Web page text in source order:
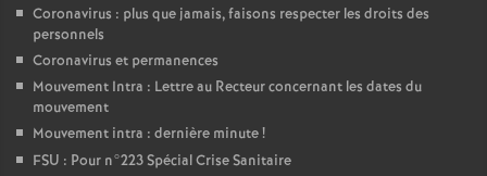
Coronavirus : plus que jamais, faisons respecter les droits des
personnels
Coronavirus et permanences
Mouvement Intra : Lettre au Recteur concernant les dates du
mouvement
Mouvement intra : dernière minute!
FSU : Pour n°223 Spécial Crise Sanitaire